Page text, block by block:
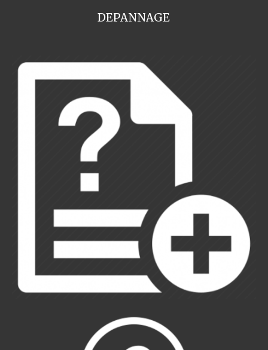
DEPANNAGE